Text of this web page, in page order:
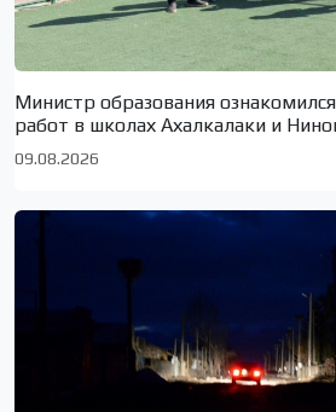
Министр образования
работ в школах Ахалкалаки и
09.08.2026